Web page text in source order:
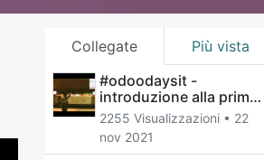
Collegate
Più vista
#odoodaysit -
introduzione alla prima
giornata a cura di
Andrea Cometa
2255 Visualizzazioni • 22
nov 2021